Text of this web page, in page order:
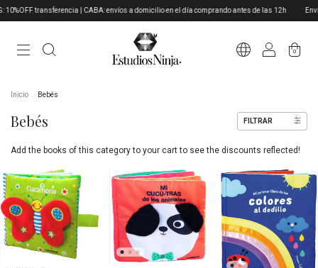
transferencia | CABA: envíos a domicilio en el día comprando antes de las 12h
0
Inicio Bebés
Bebés FILTRAR
Add the books of this category to your cart to see the discounts reflected!